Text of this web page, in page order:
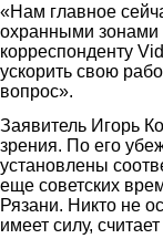
«Нам главное
охранными зонами
корреспонденту
ускорить свою
вопрос».
Заявитель Игорь
зрения. По его
установлены
еще советских
Рязани. Никто не
имеет силу,